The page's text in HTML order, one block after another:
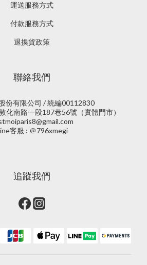
運送服務方式
付款服務方式
退換貨政策
聯絡我們
份有限公司 / 統編00112830
化南路一段187巷56號（實體門市）
客服 : ＠796xmegi
追蹤我們